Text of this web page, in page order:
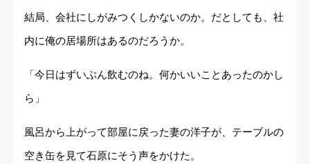
結局、会社にしがみつくしかないのか。だとしても、社
内に俺の居場所はあるのだろうか。
「今日はずいぶん飲むのね。何かいいことあったのかし
ら」
風呂から上がって部屋に戻った妻の洋子が、テーブルの
空き缶を見て石原にそう声をかけた。